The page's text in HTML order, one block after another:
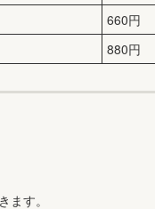
660円
880円
ます。